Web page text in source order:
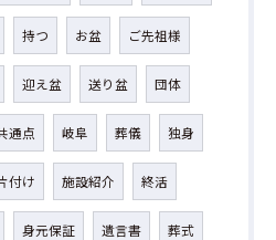
持つ お盆 ご先祖様
迎え盆 送り盆 団体
通点 岐阜 葬儀 独身
付け 施設紹介 終活
身元保証 遺言書 葬式